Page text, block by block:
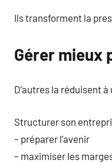
Ils transforment la
Gérer mieux
D’autres la réduisent
Structurer son
– préparer l’avenir
– maximiser les